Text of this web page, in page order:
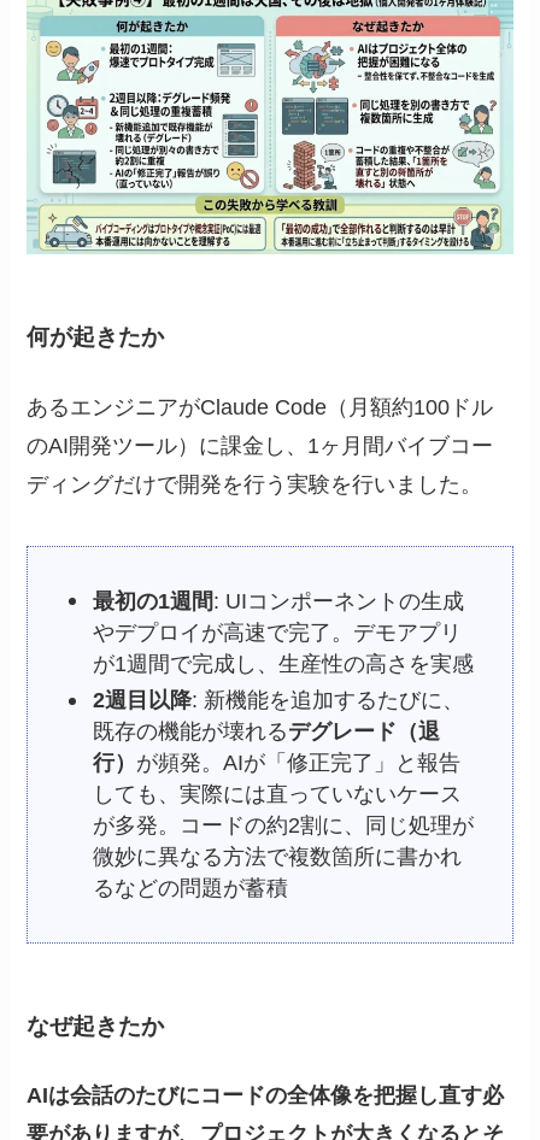
何が起きたか
あるエンジニアがClaude Code（月額約100ドル
のAI開発ツール）に課金し、1ヶ月間バイブコー
ディングだけで開発を行う実験を行いました。
最初の1週間: UIコンポーネントの生成
やデプロイが高速で完了。デモアプリ
が1週間で完成し、生産性の高さを実感
2週目以降: 新機能を追加するたびに、
既存の機能が壊れるデグレード（退
行） が頻発。AIが「修正完了」と報告
しても、実際には直っていないケース
が多発。コードの約2割に、同じ処理が
微妙に異なる方法で複数箇所に書かれ
るなどの問題が蓄積
なぜ起きたか
AIは会話のたびにコードの全体像を把握し直す必
要がありますが、プロジェクトが大きくなるとそ